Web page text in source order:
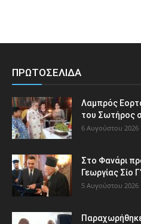
ΠΡΩΤΟΣΕΛΙΔΑ
Λαμπρός
του Σωτήρος
6 Αυγούστου 2026
Στο Φανάρι
Γεωργίας Σίο Γ’
5 Αυγούστου 2026